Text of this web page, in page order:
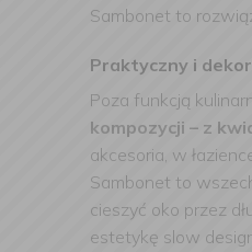
Sambonet to
Praktyczny i
Poza funkcją
kompozycji – z
akcesoria, w
Sambonet to
cieszyć oko przez
estetykę slow